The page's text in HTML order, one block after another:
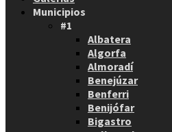
Municipios
#1
Albatera
Algorfa
Almoradí
Benejúzar
Benferri
Benijófar
Bigastro